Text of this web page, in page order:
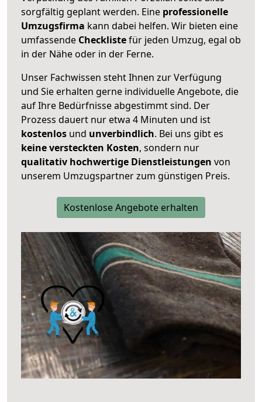
sorgfältig geplant werden. Eine professionelle
Umzugsfirma kann dabei helfen. Wir bieten eine
umfassende Checklistefür jeden Umzug, egal ob
in der Nähe oder in der Ferne.
Unser Fachwissen steht Ihnen zur Verfügung
und Sie erhalten gerne individuelle Angebote, die
auf Ihre Bedürfnisse abgestimmt sind. Der
Prozess dauert nur etwa 4 Minuten und ist
kostenlos und unverbindlich. Bei uns gibt es
keine versteckten Kosten, sondern nur
qualitativ hochwertige Dienstleistungen von
unserem Umzugspartner zum günstigen Preis.
Kostenlose Angebote erhalten